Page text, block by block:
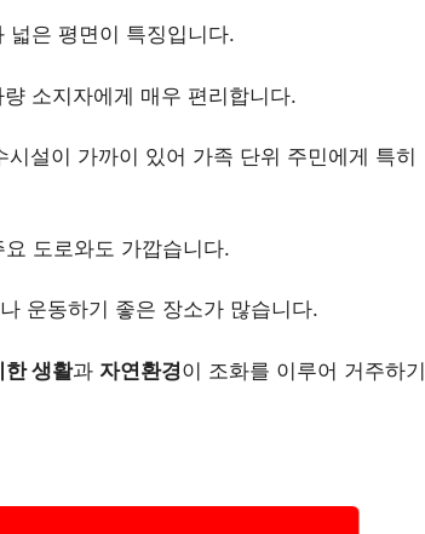
넓은 평면이 특징입니다.
소지자에게 매우 편리합니다.
시설이 가까이 있어 가족 단위 주민에게 특히
도로와도 가깝습니다.
운동하기 좋은 장소가 많습니다.
한 생활과 자연환경이 조화를 이루어 거주하기